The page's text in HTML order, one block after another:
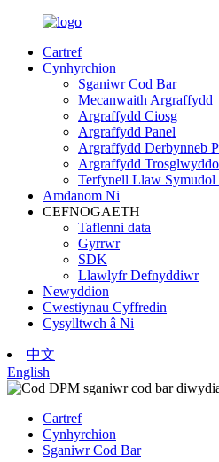
Cartref
Cynhyrchion
Sganiwr Cod Bar
Mecanwaith Argraffydd
Argraffydd Ciosg
Argraffydd Panel
Argraffydd Derbynneb
Argraffydd
Terfynell Llaw Symudol
Amdanom Ni
CEFNOGAETH
Taflenni data
Gyrrwr
SDK
Llawlyfr Defnyddiwr
Newyddion
Cwestiynau Cyffredin
Cysylltwch â Ni
中文
English
Cartref
Cynhyrchion
Sganiwr Cod Bar